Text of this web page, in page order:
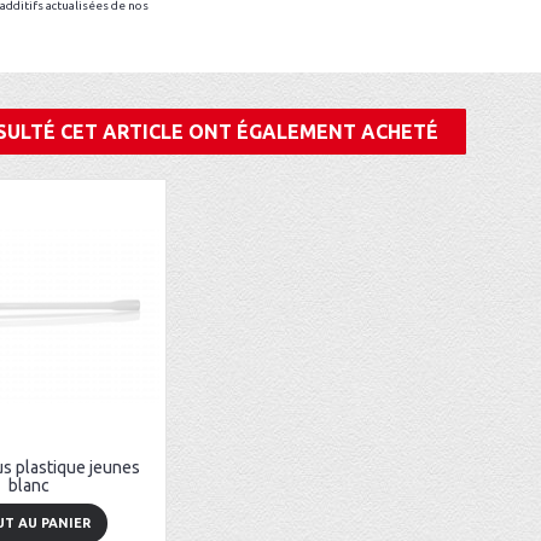
actualisées de nos
CET ARTICLE ONT ÉGALEMENT ACHETÉ
plastique jeunes
blanc
AU PANIER